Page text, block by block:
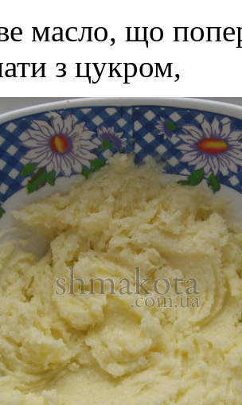
масло, що
з цукром,